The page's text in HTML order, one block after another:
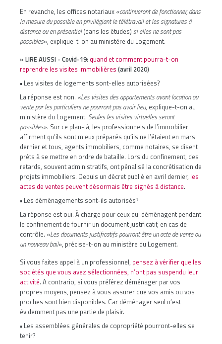
En revanche, les offices notariaux «continueront de fonctionner, dans
la mesure du possible en privilégiant le télétravail et les signatures à
distance ou en présentiel(dans les études) si elles ne sont pas
possibles», explique-t-on au ministère du Logement.
» LIRE AUSSI - Covid-19: quand et comment pourra-t-on
reprendre les visites immobilières (avril 2020)
• Les visites de logements sont-elles autorisées?
La réponse est non. «Les visites des appartements avant location ou
vente par les particuliers ne pourront pas avoir lieu, explique-t-on au
ministère du Logement. Seules les visites virtuelles seront
possibles». Sur ce plan-là, les professionnels de l’immobilier
affirment qu’ils sont mieux préparés qu’ils ne l’étaient en mars
dernier et tous, agents immobiliers, comme notaires, se disent
prêts à se mettre en ordre de bataille. Lors du confinement, des
retards, souvent administratifs, ont pénalisé la concrétisation de
projets immobiliers. Depuis un décret publié en avril dernier, les
actes de ventes peuvent désormais être signés à distance.
• Les déménagements sont-ils autorisés?
La réponse est oui. À charge pour ceux qui déménagent pendant
le confinement de fournir un document justificatif, en cas de
contrôle. «Les documents justificatifs pourront être un acte de vente ou
un nouveau bail», précise-t-on au ministère du Logement.
Si vous faites appel à un professionnel, pensez à vérifier que les
sociétés que vous avez sélectionnées, n’ont pas suspendu leur
activité. A contrario, si vous préférez déménager par vos
propres moyens, pensez à vous assurer que vos amis ou vos
proches sont bien disponibles. Car déménager seul n’est
évidemment pas une partie de plaisir.
• Les assemblées générales de copropriété pourront-elles se
tenir?